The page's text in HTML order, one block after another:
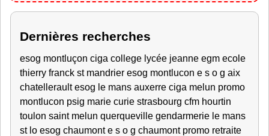
Dernières recherches
esog montluçon ciga college lycée jeanne egm ecole
thierry franck st mandrier esog montlucon e s o g aix
chatellerault esog le mans auxerre ciga melun promo
montlucon psig marie curie strasbourg cfm hourtin
toulon saint melun querqueville gendarmerie le mans
st lo esog chaumont e s o g chaumont promo retraite